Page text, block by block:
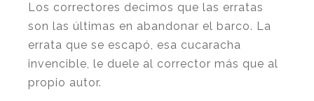
Los correctores decimos que las erratas
son las últimas en abandonar el barco. La
errata que se escapó, esa cucaracha
invencible, le duele al corrector más que al
propio autor.